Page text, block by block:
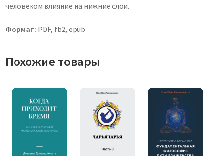
человеком влияние на нижние слои.
Формат: PDF, fb2, epub
Похожие товары